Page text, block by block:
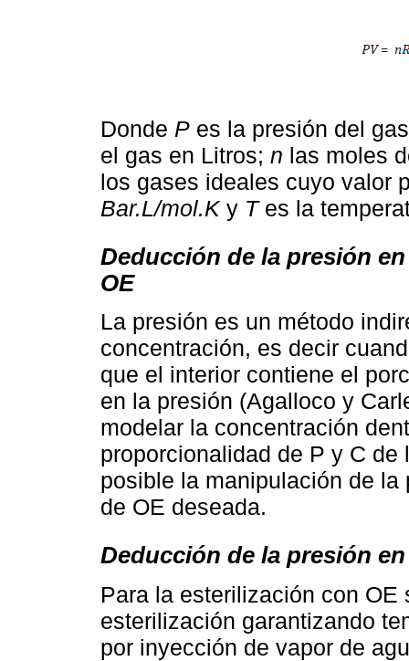
Donde P es la presión del
el gas en Litros; n las moles
los gases ideales cuyo valor
Bar.L/mol.Ky Tes la
Deducción de la presión
OE
La presión es un método
concentración, es decir
que el interior contiene el
en la presión (Agalloco y
modelar la concentración
proporcionalidad de P y C
posible la manipulación de
de OE deseada.
Deducción de la presión
Para la esterilización con
esterilización garantizando
por inyección de vapor de